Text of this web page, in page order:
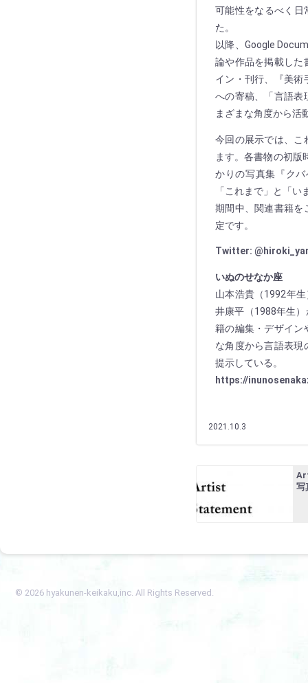
可能性をなるべく日
た。
以降、Google
論や作品を掲載した
イン・刊行、『美術
への寄稿、「言語表
まざまな角度から活
今回の展示では、こ
ます。各書物の初版
かりの写真集『ク
「これまで」と「
期間中、関連書籍を
定です。
Twitter:
いぬのせなか座
山本浩貴（1992年
井康平（1988年生
籍の編集・デザイン
な角度から言語表現
提示している。
https://
2021.10.3
写
© 2026 hyakunen-keikaku,inc. All Rights Reserved.